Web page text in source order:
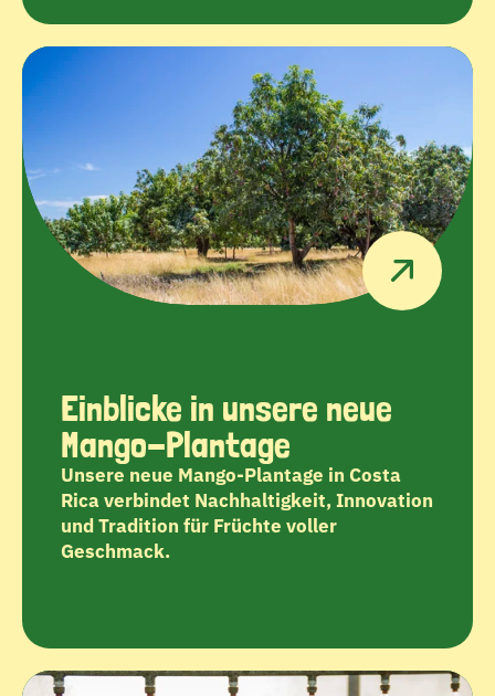
Einblicke in unsere neue
Mango-Plantage
Unsere neue Mango-Plantage in Costa
Rica verbindet Nachhaltigkeit, Innovation
und Tradition für Früchte voller
Geschmack.